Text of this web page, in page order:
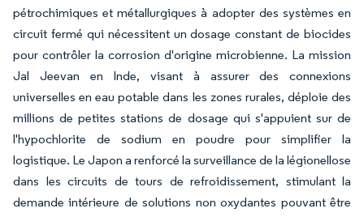
pétrochimiques et métallurgiques à adopter des systèmes en
circuit fermé qui nécessitent un dosage constant de biocides
pour contrôler la corrosion d'origine microbienne. La mission
Jal Jeevan en Inde, visant à assurer des connexions
universelles en eau potable dans les zones rurales, déploie des
millions de petites stations de dosage qui s'appuient sur de
l'hypochlorite de sodium en poudre pour simplifier la
logistique. Le Japon a renforcé la surveillance de la légionellose
dans les circuits de tours de refroidissement, stimulant la
demande intérieure de solutions non oxydantes pouvant être